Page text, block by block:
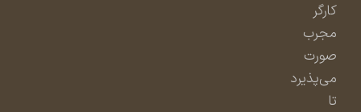
مجرب
صورت
می‌پذیرد